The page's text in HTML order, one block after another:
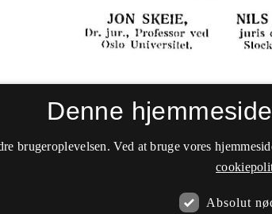
Denne
brugeroplevelsen. Ved at bruge vores
Absolut